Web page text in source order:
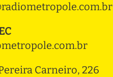
Carneiro, 226